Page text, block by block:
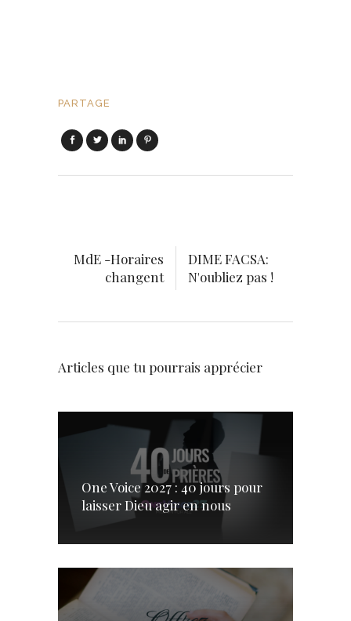
PARTAGE
MdE -Horaires
changent
DIME FACSA:
N'oubliez pas !
Articles que tu pourrais apprécier
One Voice 2027 : 40 jours pour
laisser Dieu agir en nous